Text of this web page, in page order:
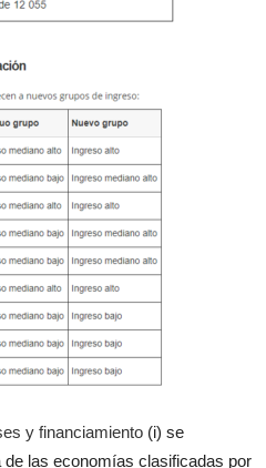
y financiamiento (i) se
las economías clasificadas por